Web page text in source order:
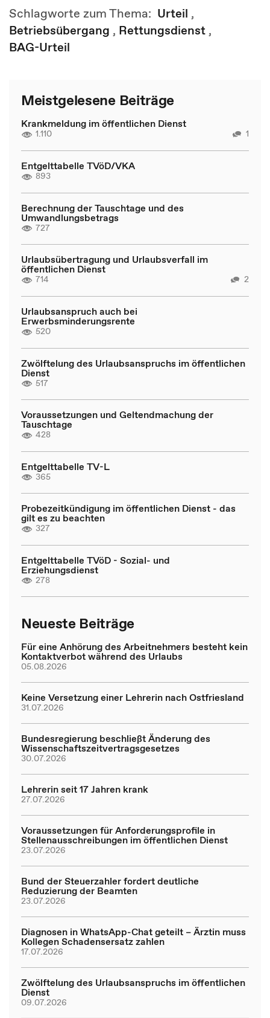
Schlagworte zum Thema: Urteil ,
Betriebsübergang , Rettungsdienst ,
BAG-Urteil
Meistgelesene Beiträge
Krankmeldung im öffentlichen Dienst
1.110 1
Entgelttabelle TVöD/VKA
893
Berechnung der Tauschtage und des
Umwandlungsbetrags
727
Urlaubsübertragung und Urlaubsverfall im
öffentlichen Dienst
714 2
Urlaubsanspruch auch bei
Erwerbsminderungsrente
520
Zwölftelung des Urlaubsanspruchs im öffentlichen
Dienst
517
Voraussetzungen und Geltendmachung der
Tauschtage
428
Entgelttabelle TV-L
365
Probezeitkündigung im öffentlichen Dienst - das
gilt es zu beachten
327
Entgelttabelle TVöD - Sozial- und
Erziehungsdienst
278
Neueste Beiträge
Für eine Anhörung des Arbeitnehmers besteht kein
Kontaktverbot während des Urlaubs
05.08.2026
Keine Versetzung einer Lehrerin nach Ostfriesland
31.07.2026
Bundesregierung beschließt Änderung des
Wissenschaftszeitvertragsgesetzes
30.07.2026
Lehrerin seit 17 Jahren krank
27.07.2026
Voraussetzungen für Anforderungsprofile in
Stellenausschreibungen im öffentlichen Dienst
23.07.2026
Bund der Steuerzahler fordert deutliche
Reduzierung der Beamten
23.07.2026
Diagnosen in WhatsApp-Chat geteilt – Ärztin muss
Kollegen Schadensersatz zahlen
17.07.2026
Zwölftelung des Urlaubsanspruchs im öffentlichen
Dienst
09.07.2026